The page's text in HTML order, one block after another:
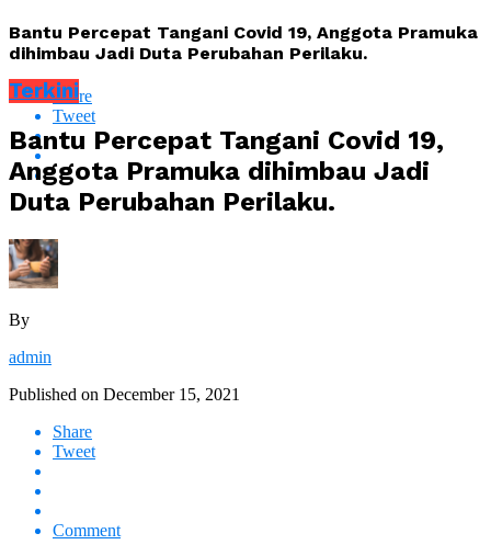
Bantu Percepat Tangani Covid 19, Anggota Pramuka
dihimbau Jadi Duta Perubahan Perilaku.
Share
Tweet
Terkini
Bantu Percepat Tangani Covid 19,
Anggota Pramuka dihimbau Jadi
Duta Perubahan Perilaku.
By
admin
Published on December 15, 2021
Share
Tweet
Comment